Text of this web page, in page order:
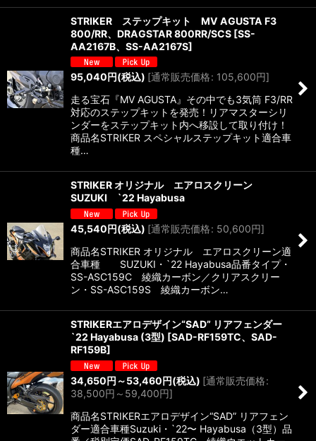
STRIKER ステップキット MV AGUSTA F3
800/RR、DRAGSTAR 800RR/SCS [SS-
AA2167B、SS-AA2167S]
95,040円(税込) [通常販売価格: 105,600円]
走る宝石『MV AGUSTA』その中でも3気筒 F3/RR
対応のステップキットを発売！リアマスターシリ
ンダーをステップキット内へ移設して取り付け！
商品名STRIKER スペシャルステップキット適合車
種…
STRIKER オリジナル エアロスクリーン
SUZUKI `22 Hayabusa
45,540円(税込) [通常販売価格: 50,600円]
商品名STRIKER オリジナル エアロスクリーン適
合車種 SUZUKI・`22 Hayabusa品番タイプ・
SS-ASC159C 綾織カーボン／クリアスクリー
ン・SS-ASC159S 綾織カーボン…
STRIKERエアロデザイン“SAD” リアフェンダー
`22 Hayabusa (3型) [SAD-RF159TC、SAD-
RF159B]
34,650円 ～53,460円(税込) [通常販売価格:
38,500円 ～59,400円]
商品名STRIKERエアロデザイン“SAD” リアフェン
ダー適合車種Suzuki・`22〜 Hayabusa（3型）品